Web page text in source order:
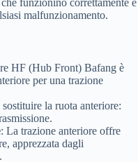
funzionino correttamente e
malfunzionamento.
HF (Hub Front) Bafang è
per una trazione
sostituire la ruota anteriore:
: La trazione anteriore offre
apprezzata dagli